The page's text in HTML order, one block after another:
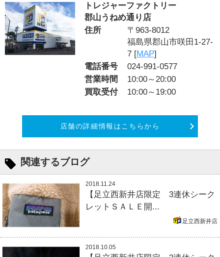
トレジャーファクトリー
郡山うねめ通り店
住所
〒963-8012
福島県郡山市咲田1-27-
7 [MAP]
電話番号
024-991-0577
営業時間
10:00～20:00
買取受付
10:00～19:00
店舗の詳細情報はこちらから
関連するブログ
2018.11.24
【足立西新井店限定 3連休シーク
レットＳＡＬＥ開...
足立西新井店
2018.10.05